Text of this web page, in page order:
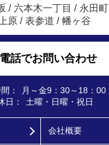
/ 六本木一丁目 / 永田町
原 / 表参道 / 幡ヶ谷
電話でお問い合わせ
：
月～金9：30～18：00
日：
土曜・日曜・祝日
会社概要